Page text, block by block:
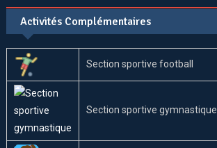
Activités Complémentaires
Section sportive football
Section sportive gymnastique